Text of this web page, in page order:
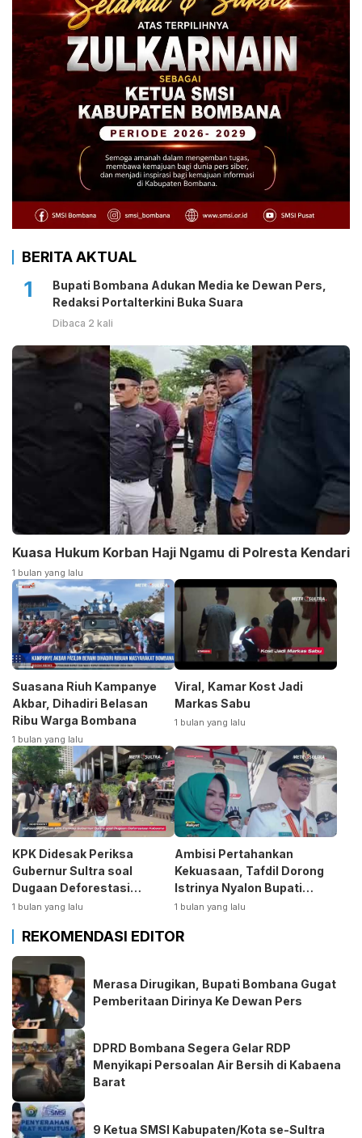
BERITA AKTUAL
1
Bupati Bombana Adukan Media ke Dewan Pers,
Redaksi Portalterkini Buka Suara
Dibaca 2 kali
Kuasa Hukum Korban Haji Ngamu di Polresta Kendari
1 bulan yang lalu
Suasana Riuh Kampanye
Akbar, Dihadiri Belasan
Ribu Warga Bombana
1 bulan yang lalu
Viral, Kamar Kost Jadi
Markas Sabu
1 bulan yang lalu
KPK Didesak Periksa
Gubernur Sultra soal
Dugaan Deforestasi
Kabaen
1 bulan yang lalu
Ambisi Pertahankan
Kekuasaan, Tafdil Dorong
Istrinya Nyalon Bupati
Bombana
1 bulan yang lalu
REKOMENDASI EDITOR
Merasa Dirugikan, Bupati Bombana Gugat
Pemberitaan Dirinya Ke Dewan Pers
DPRD Bombana Segera Gelar RDP
Menyikapi Persoalan Air Bersih di Kabaena
Barat
9 Ketua SMSI Kabupaten/Kota se-Sultra